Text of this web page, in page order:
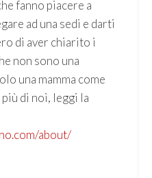
fanno piacere a
ad una sedi e darti
di aver chiarito i
non sono una
una mamma come
di noi, leggi la
about/